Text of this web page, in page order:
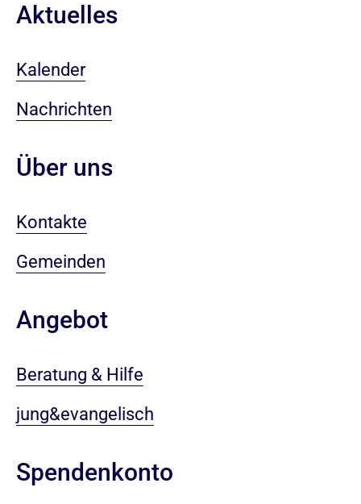
Aktuelles
Kalender
Nachrichten
Über uns
Kontakte
Gemeinden
Angebot
Beratung & Hilfe
jung&evangelisch
Spendenkonto